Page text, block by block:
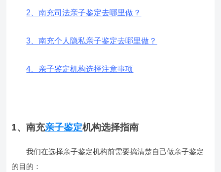
2、南充司法亲子鉴定去哪里做？
3、南充个人隐私亲子鉴定去哪里做？
4、亲子鉴定机构选择注意事项
1、南充亲子鉴定机构选择指南
我们在选择亲子鉴定机构前需要搞清楚自己做亲子鉴定
的目的：